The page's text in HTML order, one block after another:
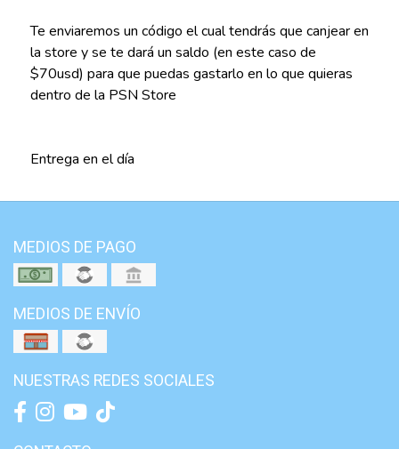
Te enviaremos un código el cual tendrás que canjear en
la store y se te dará un saldo (en este caso de
$70usd) para que puedas gastarlo en lo que quieras
dentro de la PSN Store
Entrega en el día
MEDIOS DE PAGO
MEDIOS DE ENVÍO
NUESTRAS REDES SOCIALES